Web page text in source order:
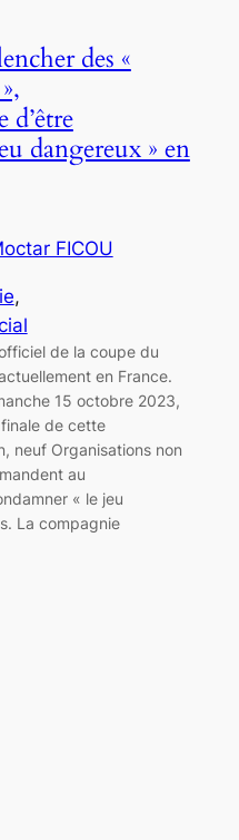
des «
d’être
dangereux » en
FICOU
de la coupe du
en France.
15 octobre 2023,
de cette
neuf Organisations non
au
« le jeu
La compagnie